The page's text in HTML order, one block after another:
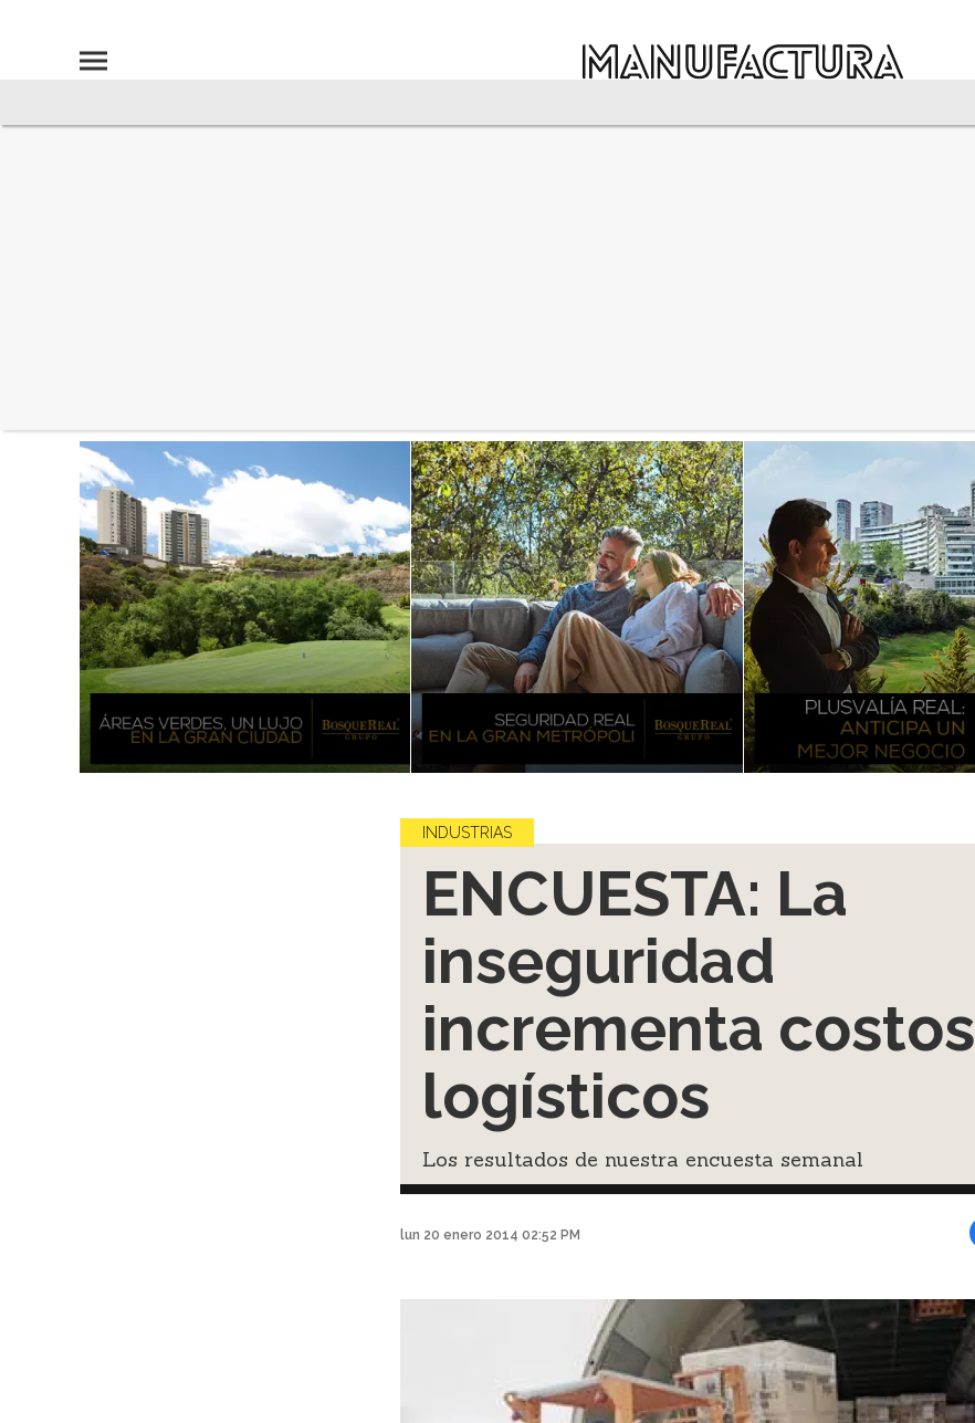
INDUSTRIAS
ENCUESTA: La
inseguridad
incrementa costos
logísticos
Los resultados de nuestra encuesta semanal
lun 20 enero 2014 02:52 PM